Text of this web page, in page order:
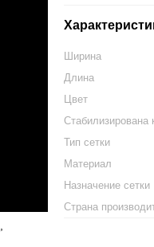
Ширина
Длина
Цвет
Тип сетки
Материал
Назначение сетки
Страна